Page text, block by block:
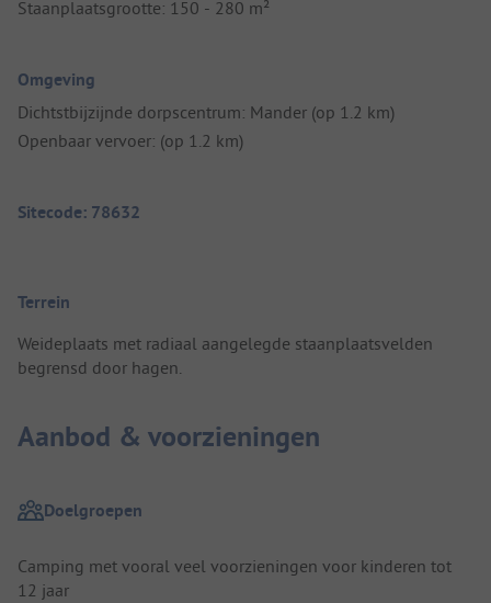
Staanplaatsgrootte: 150 - 280 m²
Omgeving
Dichtstbijzijnde dorpscentrum: Mander (op 1.2 km)
Openbaar vervoer: (op 1.2 km)
Sitecode: 78632
Terrein
Weideplaats met radiaal aangelegde staanplaatsvelden
begrensd door hagen.
Aanbod & voorzieningen
Doelgroepen
Camping met vooral veel voorzieningen voor kinderen tot
12 jaar